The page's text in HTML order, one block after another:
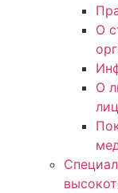
О
О